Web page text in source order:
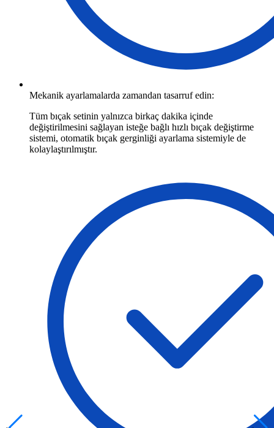
Mekanik ayarlamalarda zamandan tasarruf edin:
Tüm bıçak setinin yalnızca birkaç dakika içinde
değiştirilmesini sağlayan isteğe bağlı hızlı bıçak değiştirme
sistemi, otomatik bıçak gerginliği ayarlama sistemiyle de
kolaylaştırılmıştır.